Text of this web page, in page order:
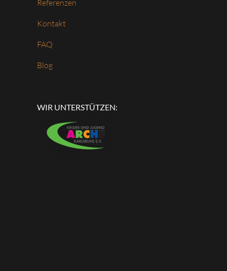
Referenzen
Kontakt
FAQ
Blog
WIR UNTERSTÜTZEN: